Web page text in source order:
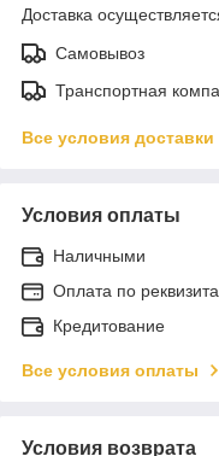
Доставка
Самовывоз
Транспортная
Все условия доставки
Условия оплаты
Наличными
Оплата по
Кредитование
Все условия оплаты
Условия возврата